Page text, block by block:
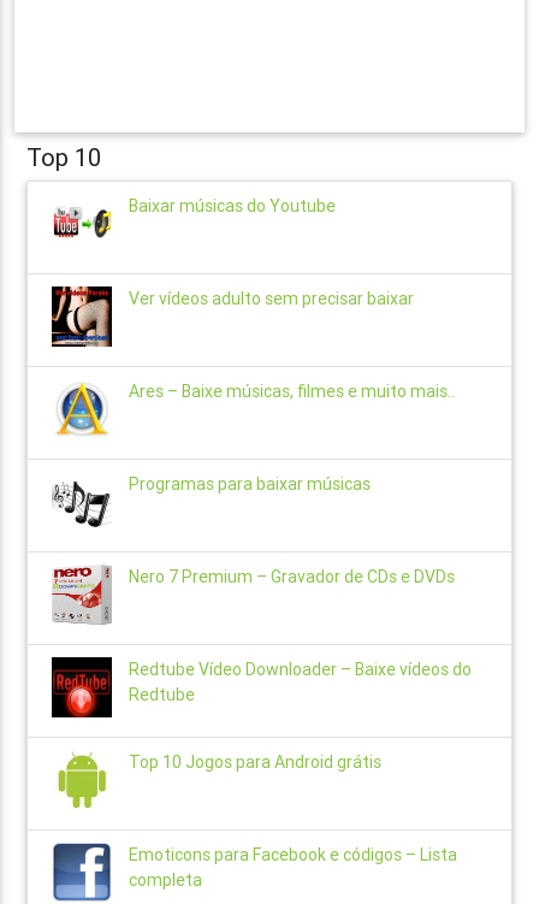
Top 10
Baixar músicas do Youtube
Ver vídeos adulto sem precisar baixar
Ares – Baixe músicas, filmes e muito mais..
Programas para baixar músicas
Nero 7 Premium – Gravador de CDs e DVDs
Redtube Vídeo Downloader – Baixe vídeos do
Redtube
Top 10 Jogos para Android grátis
Emoticons para Facebook e códigos – Lista
completa